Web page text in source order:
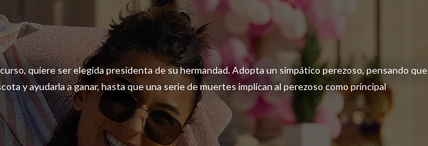
quiere ser elegida presidenta de su hermandad. Adopta un simpático perezoso, pensando que
y ayudarla a ganar, hasta que una serie de muertes implican al perezoso como principal